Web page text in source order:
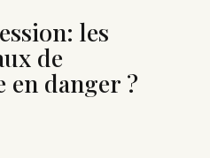
les
de
en danger ?